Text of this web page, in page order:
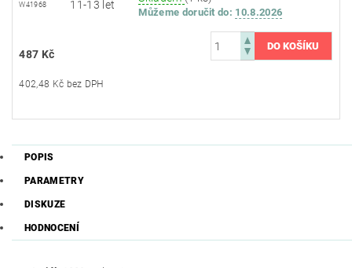
W41968 11-13 let
Můžeme doručit do: 10.8.2026
487 Kč
402,48 Kč bez DPH
POPIS
PARAMETRY
DISKUZE
HODNOCENÍ